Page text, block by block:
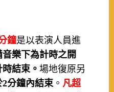
鐘是以表演人員進
樂下為計時之開
結束。 場地復原另
分鐘內結束。 凡超